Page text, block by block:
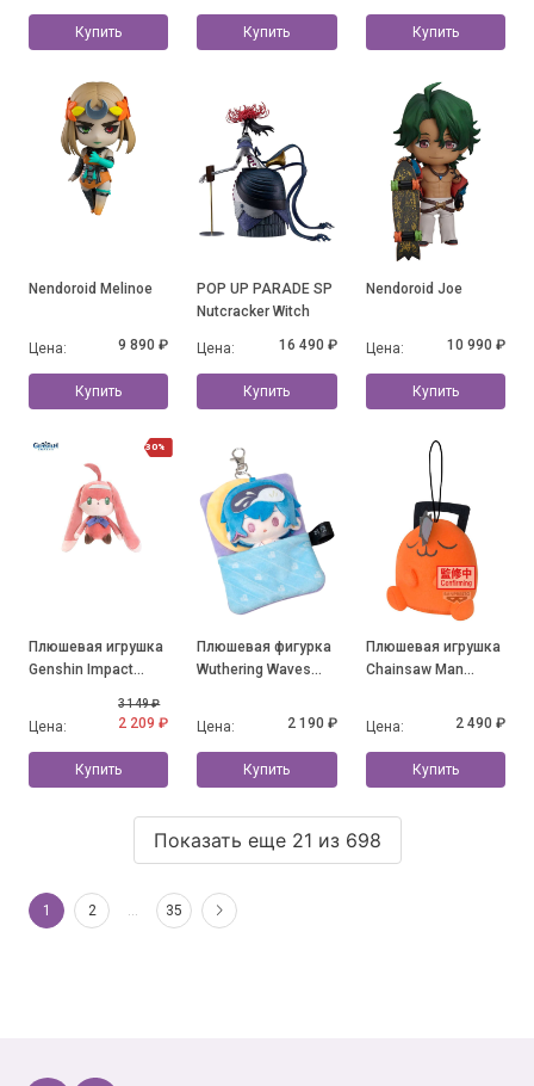
Купить Купить Купить
Nendoroid Melinoe
Цена: 9 890 ₽
Купить
POP UP PARADE SP
Nutcracker Witch
Цена: 16 490 ₽
Купить
Nendoroid Joe
Цена: 10 990 ₽
Купить
30%
Плюшевая игрушка
Genshin Impact
Fireplace House
Bunny
Цена:
3 149 ₽
2 209 ₽
Купить
Плюшевая фигурка
Wuthering Waves
Цена: 2 190 ₽
Купить
Плюшевая игрушка
Chainsaw Man
Цена: 2 490 ₽
Купить
Показать еще 21 из 698
1 2 … 35